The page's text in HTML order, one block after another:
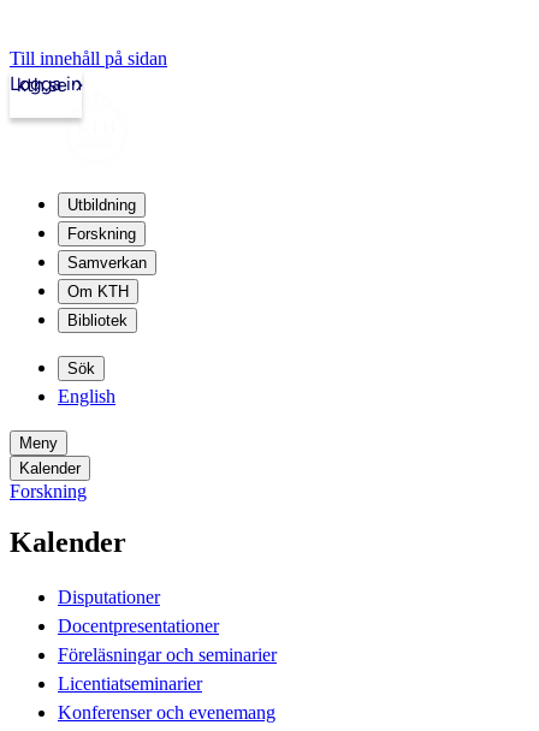
Till innehåll på sidan
kth.se
Logga in
Utbildning
Forskning
Samverkan
Om KTH
Bibliotek
Sök
English
Meny
Kalender
Forskning
Kalender
Disputationer
Docentpresentationer
Föreläsningar och seminarier
Licentiatseminarier
Konferenser och evenemang